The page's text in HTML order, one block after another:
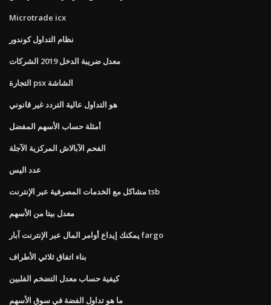
Microtrade icx
نظام التداول كوندور
معدل ضريبة الدخل 2019 الشركات
التجارة psx الشاشة
هو التداول عالية التردد غير قانوني
أمثلة حساب الأسهم المفضل
الفحم الآبالاش المركزية الآجلة
عدد اليس
مشاكل مع الخدمات المصرفية عبر الإنترنت tsb
معدل بيتا من الأسهم
يمكنك إيداع أوامر المال عبر الإنترنت آبار fargo
بناء اتفاق ثلاثي الأطراف
كيفية حساب معدل التضخم الفلبين
ما هو تداول الفضة في سوق الأسهم